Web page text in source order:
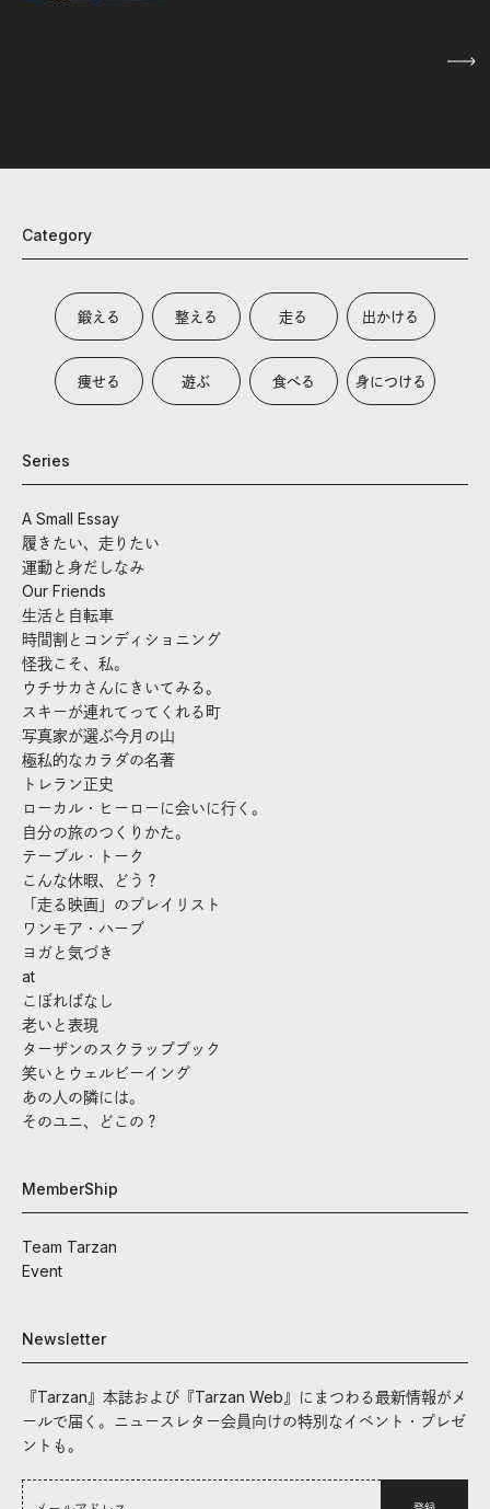
Category
鍛える 整える 走る 出かける
痩せる 遊ぶ 食べる 身につける
Series
A Small Essay
履きたい、走りたい
運動と身だしなみ
Our Friends
生活と自転車
時間割とコンディショニング
怪我こそ、私。
ウチサカさんにきいてみる。
スキーが連れてってくれる町
写真家が選ぶ今月の山
極私的なカラダの名著
トレラン正史
ローカル・ヒーローに会いに行く。
自分の旅のつくりかた。
テーブル・トーク
こんな休暇、どう？
「走る映画」のプレイリスト
ワンモア・ハーブ
ヨガと気づき
at
こぼればなし
老いと表現
ターザンのスクラップブック
笑いとウェルビーイング
あの人の隣には。
そのユニ、どこの？
MemberShip
Team Tarzan
Event
Newsletter
『Tarzan』本誌および『Tarzan Web』にまつわる最新情報がメ
ールで届く。ニュースレター会員向けの特別なイベント・プレゼ
ントも。